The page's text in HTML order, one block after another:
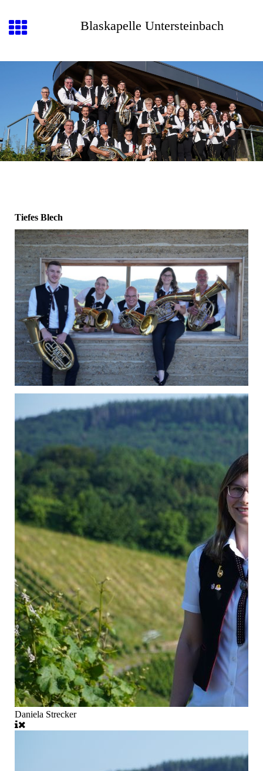
Blaskapelle Untersteinbach
Tiefes Blech
Daniela Strecker